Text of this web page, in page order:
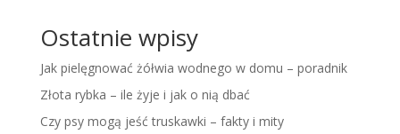
Ostatnie wpisy
Jak pielęgnować żółwia wodnego w domu – poradnik
Złota rybka – ile żyje i jak o nią dbać
Czy psy mogą jeść truskawki – fakty i mity